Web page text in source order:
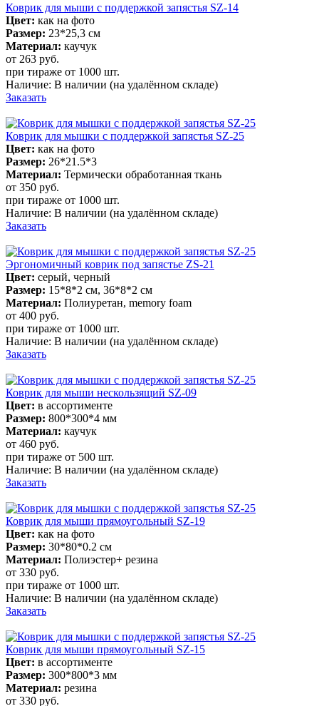
Коврик для мыши с поддержкой запястья SZ-14
Цвет: как на фото
Размер: 23*25,3 см
Материал: каучук
от 263 руб.
при тираже от 1000 шт.
Наличие: В наличии (на удалённом складе)
Заказать
Коврик для мышки с поддержкой запястья SZ-25
Цвет: как на фото
Размер: 26*21.5*3
Материал: Термически обработанная ткань
от 350 руб.
при тираже от 1000 шт.
Наличие: В наличии (на удалённом складе)
Заказать
Эргономичный коврик под запястье ZS-21
Цвет: серый, черный
Размер: 15*8*2 см, 36*8*2 см
Материал: Полиуретан, memory foam
от 400 руб.
при тираже от 1000 шт.
Наличие: В наличии (на удалённом складе)
Заказать
Коврик для мыши нескользящий SZ-09
Цвет: в ассортименте
Размер: 800*300*4 мм
Материал: каучук
от 460 руб.
при тираже от 500 шт.
Наличие: В наличии (на удалённом складе)
Заказать
Коврик для мыши прямоугольный SZ-19
Цвет: как на фото
Размер: 30*80*0.2 см
Материал: Полиэстер+ резина
от 330 руб.
при тираже от 1000 шт.
Наличие: В наличии (на удалённом складе)
Заказать
Коврик для мыши прямоугольный SZ-15
Цвет: в ассортименте
Размер: 300*800*3 мм
Материал: резина
от 330 руб.